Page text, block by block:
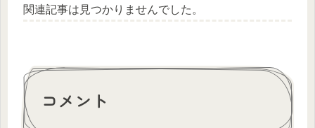
関連記事は見つかりませんでした。
コメント